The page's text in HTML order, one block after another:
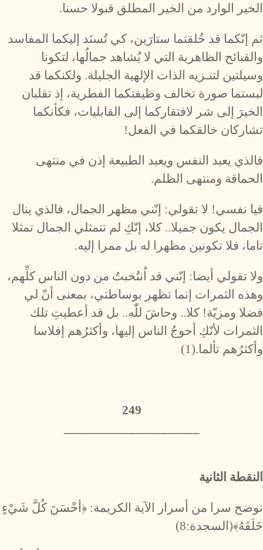
الخير الوارد من الخير المطلق قبولا حسنا.
ثم إنّكما قد خُلقتما ستارَين، كي تُسنَد إليكما المفاسد
والقبائح الظاهرية التي لا يُشاهد جمالُها، لتكونا
وسيلتين لتنـزيه الذات الإلهية الجليلة. ولكنكما قد
لبستما صورة تخالف وظيفتكما الفطرية، إذ تقلبان
الخيرَ إلى شر لافتقاركما إلى القابليات، فكأنكما
تشاركان خالقكما في الفعل!
فالذي يعبد النفس ويعبد الطبيعة إذن في منتهى
الحماقة ومنتهى الظلم.
فيا نفسي! لا تقولي: إنّني مظهر الجمال، فالذي ينال
الجمال يكون جميلا.. كلا، إنّكِ لم تتمثلي الجمال تمثلا
تاما، فلا تكونين مظهرا له بل ممرا إليه.
ولا تقولي أيضا: إنّني قد اُنتُخبتُ من دون الناس كلِّهم،
وهذه الثمرات إنما تظهر بوساطتي، بمعنى أنّ لي
فضلا ومزيّة! كلا.. وحاشَ للّٰه.. بل قد أعطيتِ تلك
الثمرات لأنّكِ أحوجُ الناس إليها، وأكثرُهم إفلاسا
وأكثرُهم تألما.(1)
249
النقطة الثانية
نوضح سرا من أسرار الآية الكريمة: ﴿أحْسَنَ كُلَّ شَيْءٍ
خَلَقَهُ﴾(السجدة:8)